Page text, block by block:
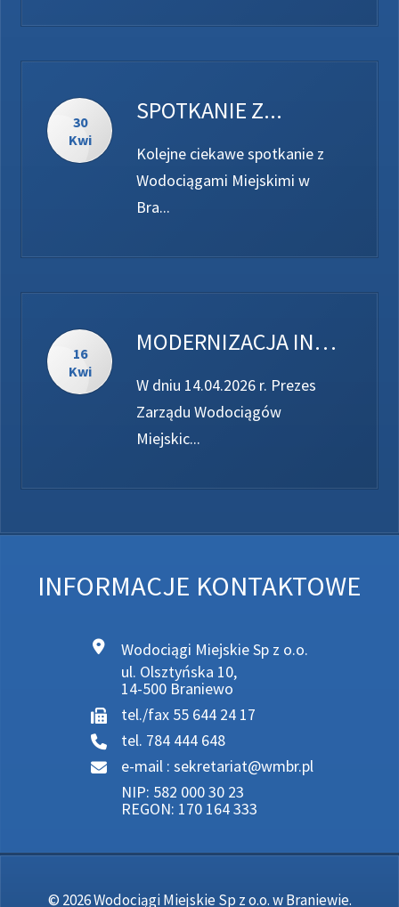
30
Kwi
SPOTKANIE Z...
Kolejne ciekawe spotkanie z
Wodociągami Miejskimi w
Bra...
16
Kwi
MODERNIZACJA INFRASTRUKTURY TECHNOLOGICZNEJ...
W dniu 14.04.2026 r. Prezes
Zarządu Wodociągów
Miejskic...
INFORMACJE KONTAKTOWE
Wodociągi Miejskie Sp z o.o.
ul. Olsztyńska 10,
14-500 Braniewo
tel./fax 55 644 24 17
tel. 784 444 648
e-mail : sekretariat@wmbr.pl
NIP: 582 000 30 23
REGON: 170 164 333
© 2026 Wodociągi Miejskie Sp z o.o. w Braniewie.